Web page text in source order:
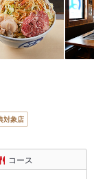
対象店
コース